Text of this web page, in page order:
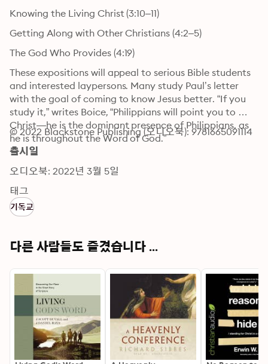
Knowing the Living Christ (3:10–11)
Getting Along with Other Christians (4:2–5)
The God Who Provides (4:19)
These expositions will appeal to serious Bible students
and interested laypersons. Many study Paul’s letter
with the goal of coming to know Jesus better. “If you
study it,” writes Boice, “Philippians will point you to
Christ—he is the dominant presence of Philippians, as
he is throughout the Word of God.”
© 2022 Blackstone Publishing (오디오북): 9781665091114
출시일
오디오북: 2022년 3월 5일
태그
기독교
다른 사람들도 즐겼습니다 ...